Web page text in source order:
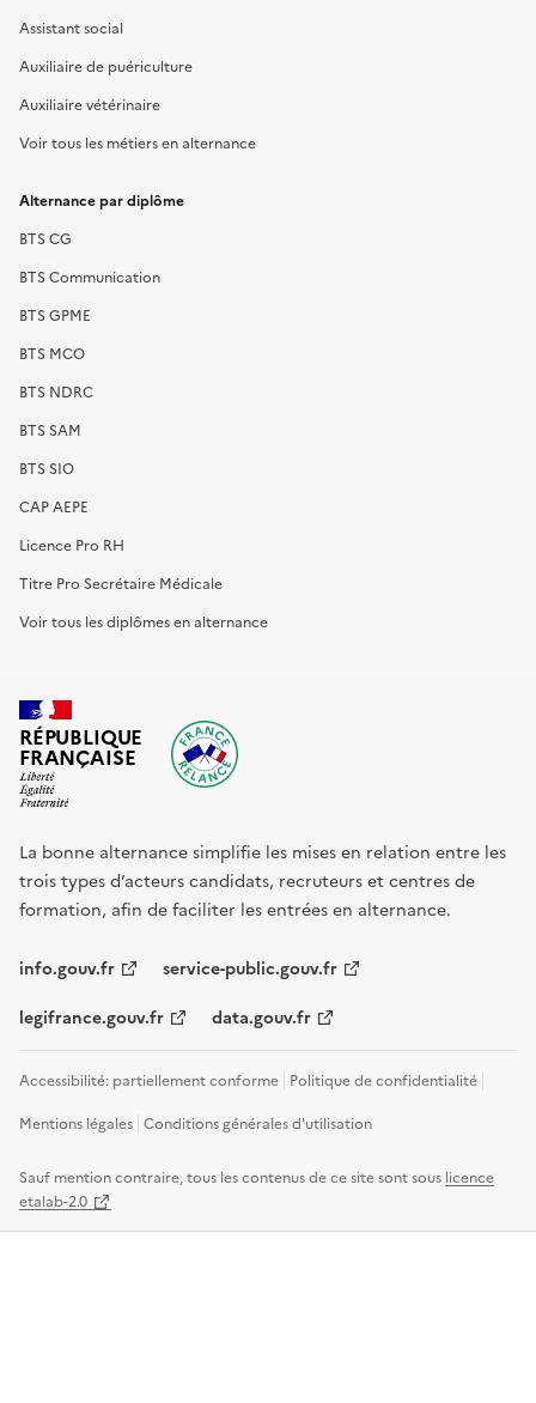
Assistant social
Auxiliaire de puériculture
Auxiliaire vétérinaire
Voir tous les métiers en alternance
Alternance par diplôme
BTS CG
BTS Communication
BTS GPME
BTS MCO
BTS NDRC
BTS SAM
BTS SIO
CAP AEPE
Licence Pro RH
Titre Pro Secrétaire Médicale
Voir tous les diplômes en alternance
RÉPUBLIQUE
FRANÇAISE
La bonne alternance simplifie les mises en relation entre les
trois types d’acteurs candidats, recruteurs et centres de
formation, afin de faciliter les entrées en alternance.
info.gouv.fr service-public.gouv.fr
legifrance.gouv.fr data.gouv.fr
Accessibilité: partiellement conforme Politique de confidentialité
Mentions légales Conditions générales d'utilisation
Sauf mention contraire, tous les contenus de ce site sont sous licence
etalab-2.0